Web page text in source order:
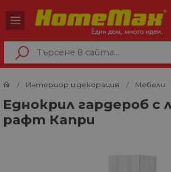
Интериор и декорация Мебели
Еднокрил гардероб с
рафт Капри